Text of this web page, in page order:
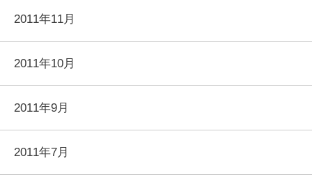
2011年11月
2011年10月
2011年9月
2011年7月